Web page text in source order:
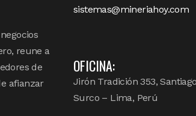
reune a
de
afianzar
sistemas@mineriahoy.com
OFICINA:
Jirón Tradición 353,
Surco – Lima, Perú